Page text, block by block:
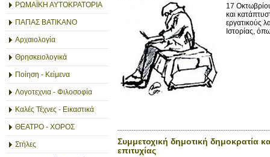
ΡΩΜΑΪΚΗ ΑΥΤΟΚΡΑΤΟΡΙΑ
ΠΑΠΑΣ ΒΑΤΙΚΑΝΟ
Αρχαιολογία
Θρησκειολογικά
Ποίηση - Κείμενα
Λογοτεχνια - Φιλοσοφία
Καλές Τέχνες - Εικαστικά
ΘΕΑΤΡΟ - ΧΟΡΟΣ
Στήλες
17
και
εργατικούς
Ιστορίας,
Συμμετοχική δημοτική δημοκρατία
επιτυχίας